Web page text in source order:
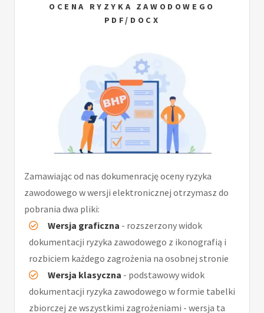
OCENA RYZYKA ZAWODOWEGO
PDF/DOCX
Zamawiając od nas dokumenrację oceny ryzyka
zawodowego w wersji elektronicznej otrzymasz do
pobrania dwa pliki:
Wersja graficzna - rozszerzony widok
dokumentacji ryzyka zawodowego z ikonografią i
rozbiciem każdego zagrożenia na osobnej stronie
Wersja klasyczna - podstawowy widok
dokumentacji ryzyka zawodowego w formie tabelki
zbiorczej ze wszystkimi zagrożeniami - wersja ta